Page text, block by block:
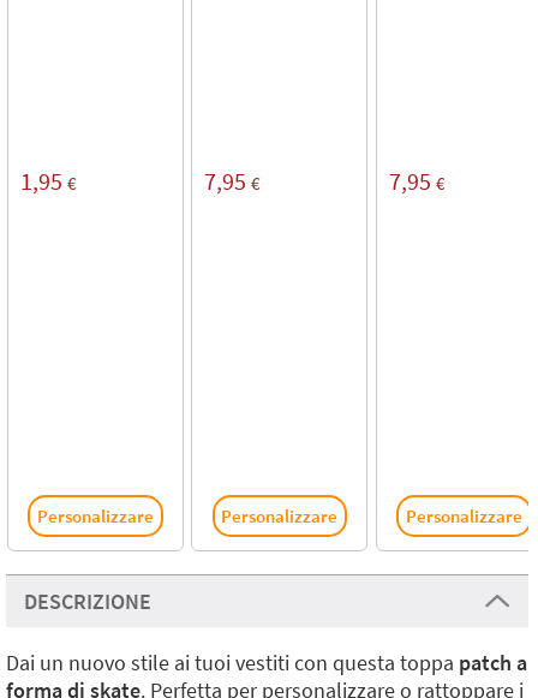
1,95 €
Personalizzare
7,95 €
Personalizzare
7,95 €
Personalizzare
DESCRIZIONE
Dai un nuovo stile ai tuoi vestiti con questa toppa patch a
forma di skate. Perfetta per personalizzare o rattoppare i